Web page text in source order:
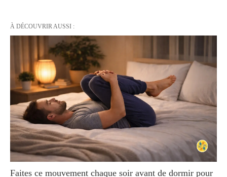
À DÉCOUVRIR AUSSI :
Faites ce mouvement chaque soir avant de dormir pour